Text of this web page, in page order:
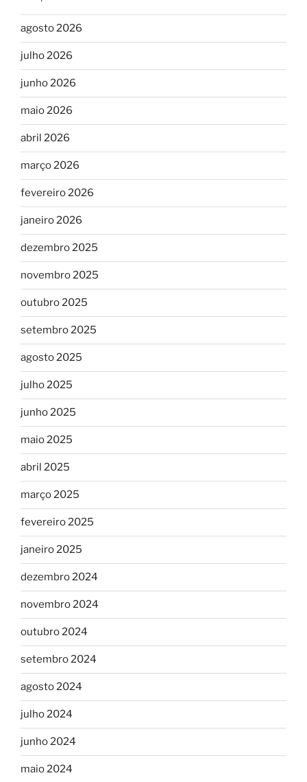
agosto 2026
julho 2026
junho 2026
maio 2026
abril 2026
março 2026
fevereiro 2026
janeiro 2026
dezembro 2025
novembro 2025
outubro 2025
setembro 2025
agosto 2025
julho 2025
junho 2025
maio 2025
abril 2025
março 2025
fevereiro 2025
janeiro 2025
dezembro 2024
novembro 2024
outubro 2024
setembro 2024
agosto 2024
julho 2024
junho 2024
maio 2024